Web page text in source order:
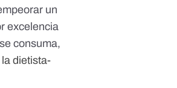
un
excelencia
consuma,
dietista-